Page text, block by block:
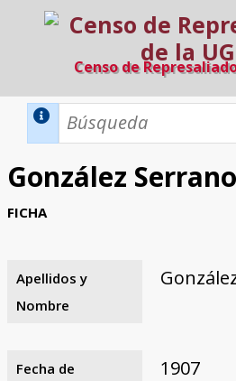
Censo de
Inicio
Búsqueda
Búsqueda
Razones y
El equipo
Colaboradores
Fuentes
González
FICHA
Apellidos y
Nombre
Fecha de
1907